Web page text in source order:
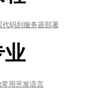
数据分析
大语言模型应用
度实战》